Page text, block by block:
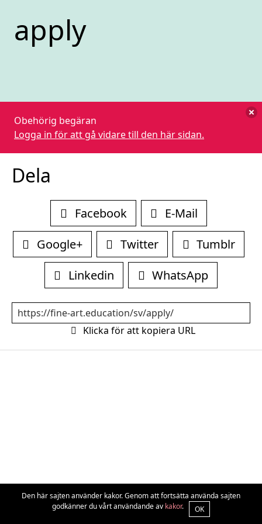
apply
Obehörig begäran
Logga in för att gå vidare till den här sidan.
Dela
Facebook
E-Mail
Google+
Twitter
Tumblr
Linkedin
WhatsApp
Klicka för att kopiera URL
Den här sajten använder kakor. Genom att fortsätta använda sajten
godkänner du vårt användande av kakor. OK